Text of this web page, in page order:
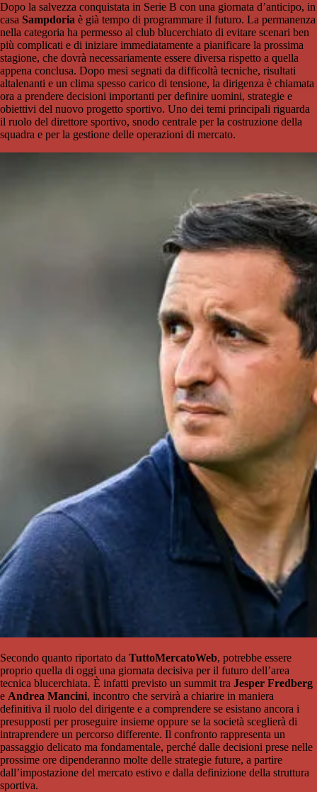
Dopo la salvezza conquistata in Serie B con una giornata d’anticipo, in
casa Sampdoria è già tempo di programmare il futuro. La permanenza
nella categoria ha permesso al club blucerchiato di evitare scenari ben
più complicati e di iniziare immediatamente a pianificare la prossima
stagione, che dovrà necessariamente essere diversa rispetto a quella
appena conclusa. Dopo mesi segnati da difficoltà tecniche, risultati
altalenanti e un clima spesso carico di tensione, la dirigenza è chiamata
ora a prendere decisioni importanti per definire uomini, strategie e
obiettivi del nuovo progetto sportivo. Uno dei temi principali riguarda
il ruolo del direttore sportivo, snodo centrale per la costruzione della
squadra e per la gestione delle operazioni di mercato.
Secondo quanto riportato da TuttoMercatoWeb, potrebbe essere
proprio quella di oggi una giornata decisiva per il futuro dell’area
tecnica blucerchiata. È infatti previsto un summit tra Jesper Fredberg
e Andrea Mancini, incontro che servirà a chiarire in maniera
definitiva il ruolo del dirigente e a comprendere se esistano ancora i
presupposti per proseguire insieme oppure se la società sceglierà di
intraprendere un percorso differente. Il confronto rappresenta un
passaggio delicato ma fondamentale, perché dalle decisioni prese nelle
prossime ore dipenderanno molte delle strategie future, a partire
dall’impostazione del mercato estivo e dalla definizione della struttura
sportiva.